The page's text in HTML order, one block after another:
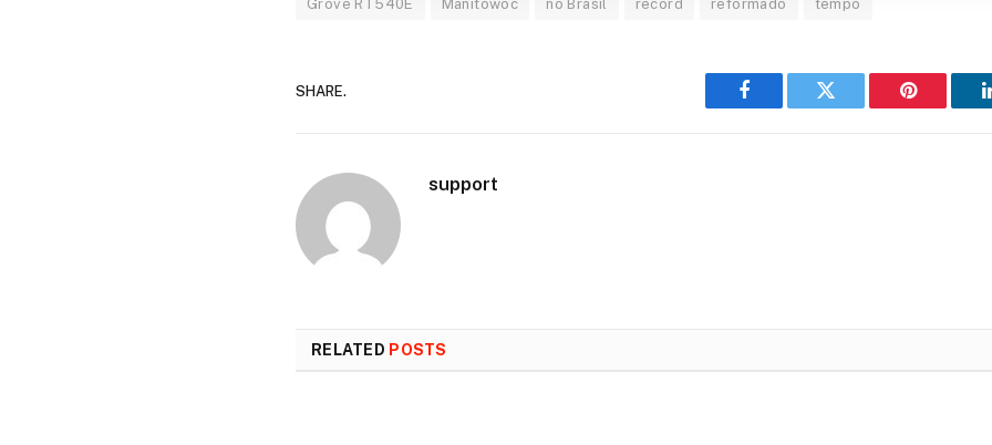
Grove RT540E Manitowoc no Brasil record reformado tempo
SHARE.
Facebook Twitter Pinterest
support
RELATED POSTS